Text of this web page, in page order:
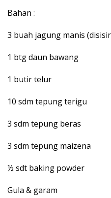
Bahan :
3 buah jagung manis
1 btg daun bawang
1 butir telur
10 sdm tepung terigu
3 sdm tepung beras
3 sdm tepung maizena
½ sdt baking powder
Gula & garam